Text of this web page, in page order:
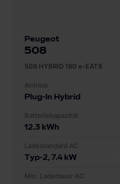
Peugeot
508
508 HYBRID 180 e-EAT8
Antrieb
Plug-In Hybrid
Batteriekapazität
12.3 kWh
Ladestandard AC
Typ-2, 7.4 kW
Min. Ladedauer AC